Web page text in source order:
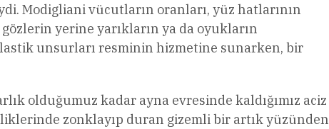
Modigliani vücutların oranları, yüz hatlarının
yerine yarıkların ya da oyukların
unsurları resminin hizmetine sunarken, bir
olduğumuz kadar ayna evresinde kaldığımız aciz
zonklayıp duran gizemli bir artık yüzünden